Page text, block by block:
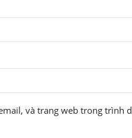
và trang web trong trình